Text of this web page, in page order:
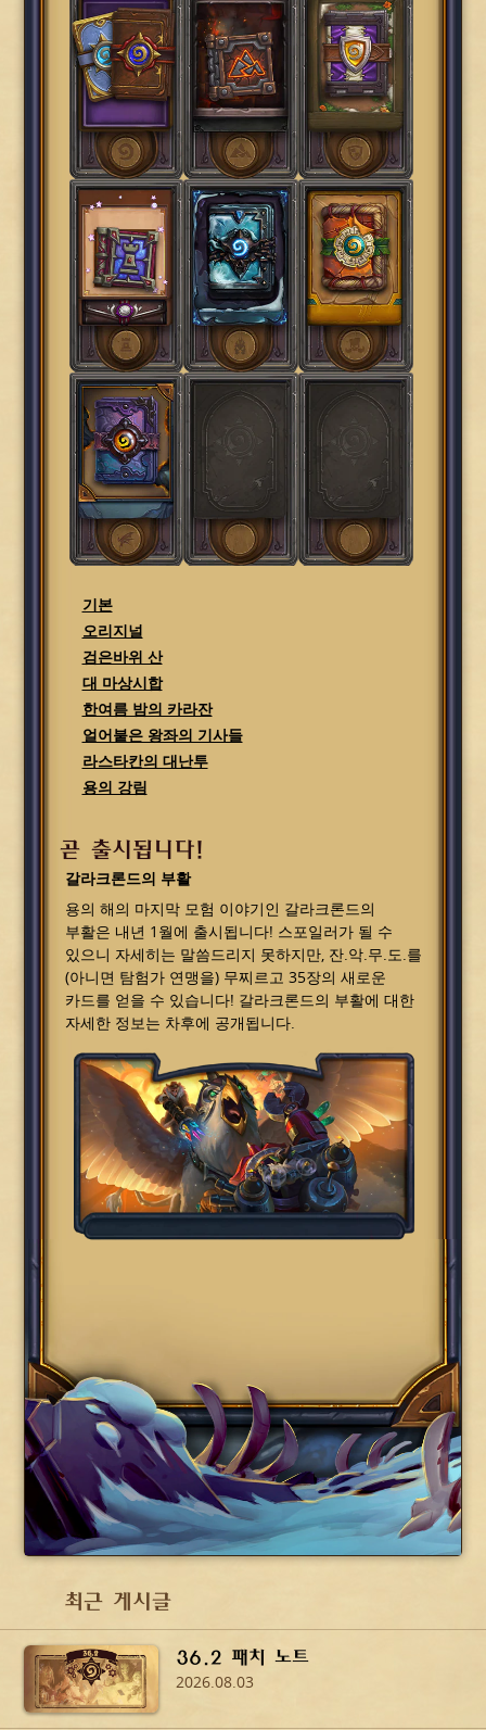
기본
오리지널
검은바위 산
대 마상시합
한여름 밤의 카라잔
얼어붙은 왕좌의 기사들
라스타칸의 대난투
용의 강림
곧 출시됩니다!
갈라크론드의 부활
용의 해의 마지막 모험 이야기인 갈라크론드의
부활은 내년 1월에 출시됩니다! 스포일러가 될 수
있으니 자세히는 말씀드리지 못하지만, 잔.악.무.도.를
(아니면 탐험가 연맹을) 무찌르고 35장의 새로운
카드를 얻을 수 있습니다! 갈라크론드의 부활에 대한
자세한 정보는 차후에 공개됩니다.
최근 게시글
36.2 패치 노트
2026.08.03